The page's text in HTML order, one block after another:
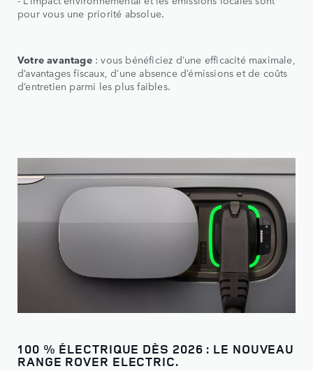
pour vous une priorité absolue.
Votre avantage: vous bénéficiez d’une efficacité maximale,
d’avantages fiscaux, d’une absence d’émissions et de coûts
d’entretien parmi les plus faibles.
100 % ÉLECTRIQUE DÈS 2026 : LE NOUVEAU
RANGE ROVER ELECTRIC.